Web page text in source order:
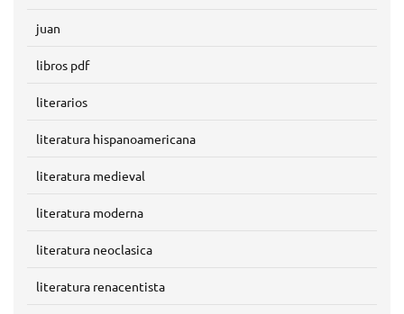
juan
libros pdf
literarios
literatura hispanoamericana
literatura medieval
literatura moderna
literatura neoclasica
literatura renacentista